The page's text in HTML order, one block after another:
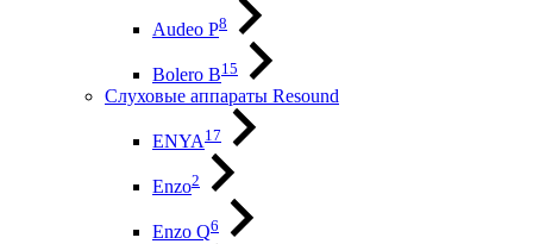
Audeo P8
Bolero B15
Слуховые аппараты Resound
ENYA17
Enzo2
Enzo Q6